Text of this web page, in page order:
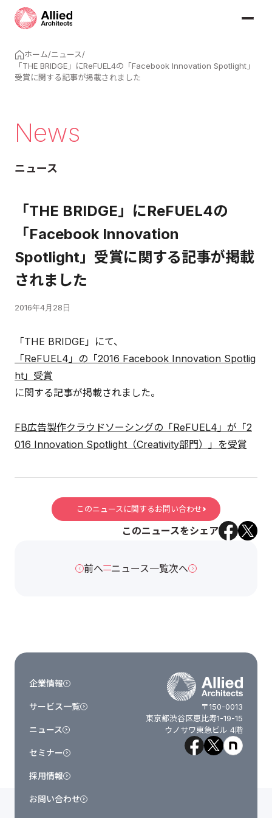
ホーム/ニュース/
「THE BRIDGE」にReFUEL4の「Facebook Innovation Spotlight」
受賞に関する記事が掲載されました
News
ニュース
「THE BRIDGE」にReFUEL4の
「Facebook Innovation
Spotlight」受賞に関する記事が掲載
されました
2016年4月28日
「THE BRIDGE」にて、
「ReFUEL4」の「2016 Facebook Innovation Spotlig
ht」受賞
に関する記事が掲載されました。
FB広告製作クラウドソーシングの「ReFUEL4」が「2
016 Innovation Spotlight（Creativity部門）」を受賞
このニュースに関するお問い合わせ
このニュースをシェア
前へ ニュース一覧次へ
〒150-0013
東京都渋谷区恵比寿1-19-15
ウノサワ東急ビル 4階
企業情報
サービス一覧
ニュース
セミナー
採用情報
お問い合わせ